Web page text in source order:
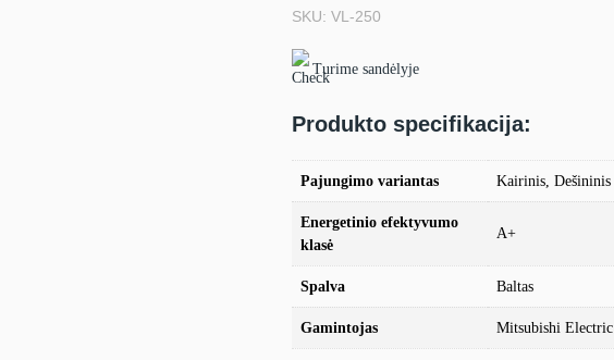
SKU: VL-250
Turime sandėlyje
Produkto specifikacija:
Pajungimo variantas Kairinis, Dešininis
Energetinio efektyvumo
klasė
A+
Spalva Baltas
Gamintojas Mitsubishi Electric